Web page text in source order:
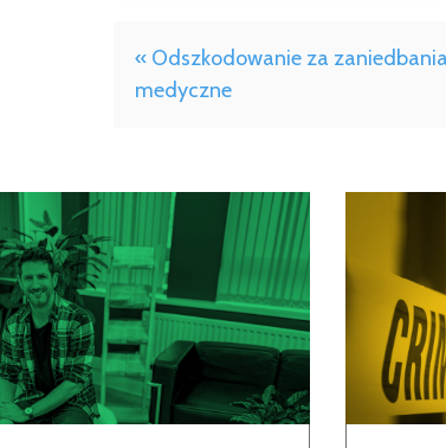
« Odszkodowanie za zaniedbania
medyczne